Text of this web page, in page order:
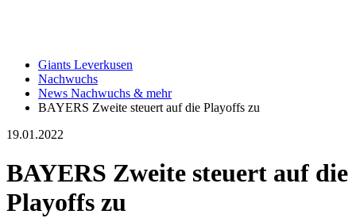
Giants Leverkusen
Nachwuchs
News Nachwuchs & mehr
BAYERS Zweite steuert auf die Playoffs zu
19.01.2022
BAYERS Zweite steuert auf die
Playoffs zu